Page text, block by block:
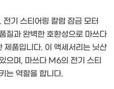
기 스티어링 칼럼 잠금 모터
질과 완벽한 호환성으로 마쓰다
품입니다. 이 액세서리는 닛산
으며, 마쓰다 M6의 전기 스티
는 역할을 합니다.